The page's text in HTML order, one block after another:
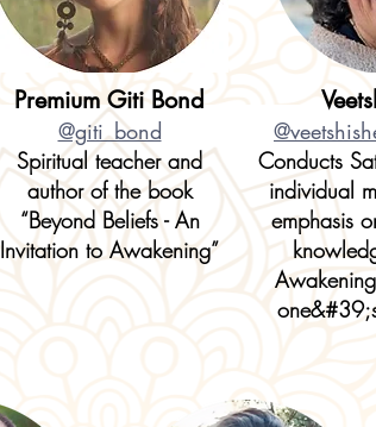
Premium Giti Bond
@giti_bond
Spiritual teacher and
author of the book
“Beyond Beliefs - An
Invitation to Awakening”
Conducts
individual
emphasis